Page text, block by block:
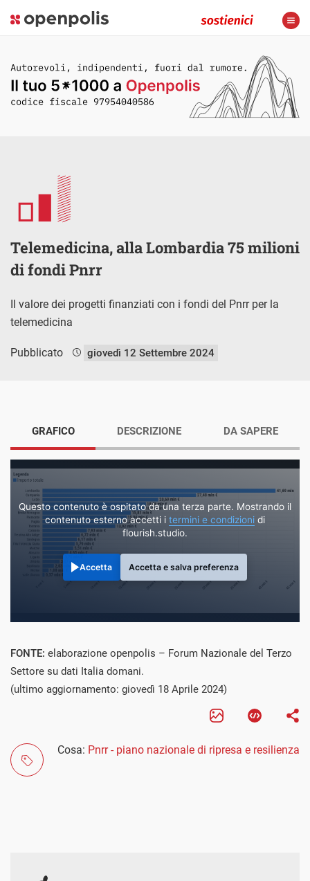
Telemedicina, alla Lombardia 75 milioni
di fondi Pnrr
Il valore dei progetti finanziati con i fondi del Pnrr per la
telemedicina
Pubblicato giovedì 12 Settembre 2024
GRAFICO
Questo contenuto è ospitato da una terza parte. Mostrando il
contenuto esterno accetti i termini e condizioni di
flourish.studio.
Accetta Accetta e salva preferenza
DESCRIZIONE DA SAPERE
FONTE: elaborazione openpolis – Forum Nazionale del Terzo
Settore su dati Italia domani.
(ultimo aggiornamento: giovedì 18 Aprile 2024)
Cosa: Pnrr - piano nazionale di ripresa e resilienza